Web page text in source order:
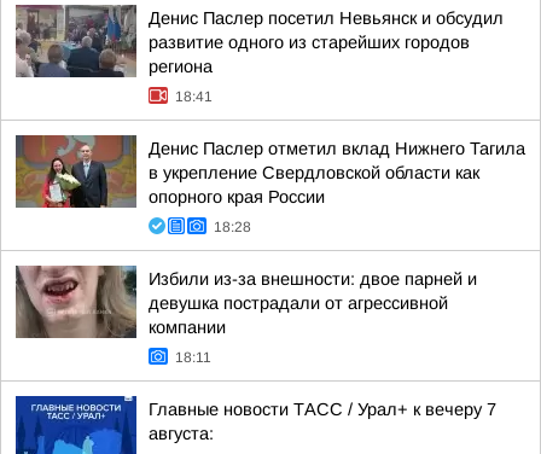
Денис Паслер посетил Невьянск и обсудил
развитие одного из старейших городов
региона
18:41
Денис Паслер отметил вклад Нижнего Тагила
в укрепление Свердловской области как
опорного края России
18:28
Избили из-за внешности: двое парней и
девушка пострадали от агрессивной
компании
18:11
Главные новости ТАСС / Урал+ к вечеру 7
августа: